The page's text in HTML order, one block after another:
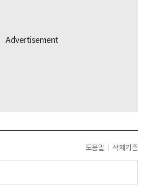
도움말 삭제기준